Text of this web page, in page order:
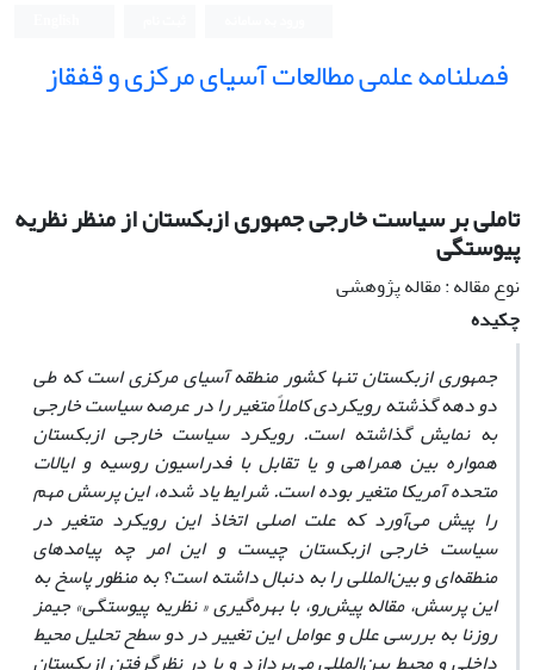
فصلنامه علمی مطالعات آسیای مرکزی و قفقاز
تاملی بر سیاست خارجی جمهوری ازبکستان از منظر نظریه
پیوستگی
نوع مقاله : مقاله پژوهشی
چکیده
جمهوری ازبکستان تنها کشور منطقه آسیای مرکزی است که طی
دو دهه گذشته رویکردی کاملاً متغیر را در عرصه سیاست خارجی
به نمایش گذاشته است. رویکرد سیاست خارجی ازبکستان
همواره بین همراهی و یا تقابل با فدراسیون روسیه و ایالات
متحده آمریکا متغیر بوده است. شرایط یاد شده، این پرسش مهم
را پیش می‌آورد که علت اصلی اتخاذ این رویکرد متغیر در
سیاست خارجی ازبکستان چیست و این امر چه پیامدهای
منطقه‌ای و بین‌المللی را به دنبال داشته است؟ به منظور پاسخ به
این پرسش‌‌، مقاله پیش‌رو، با بهره‌گیری « نظریه پیوستگی» جیمز
روزنا به بررسی علل و عوامل این تغییر در دو سطح تحلیل محیط
داخلی و محیط بین‌المللی می‌پردازد و با در نظرگرفتن ازبکستان